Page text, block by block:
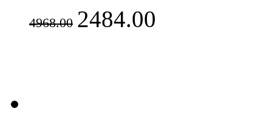
4968.00 2484.00